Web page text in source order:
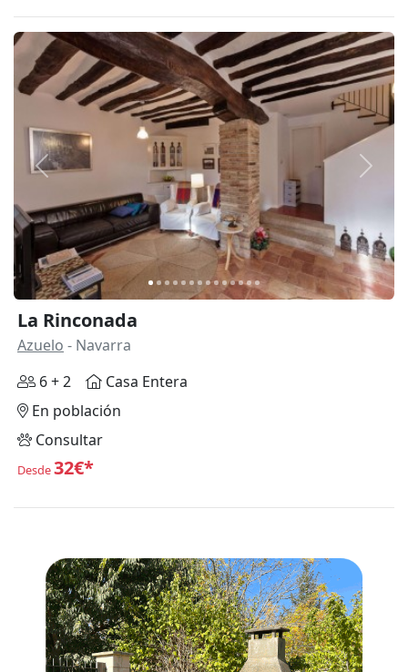
Anterior
La Rinconada
Azuelo - Navarra
6 + 2
Casa Entera
En población
Consultar
Desde32€*